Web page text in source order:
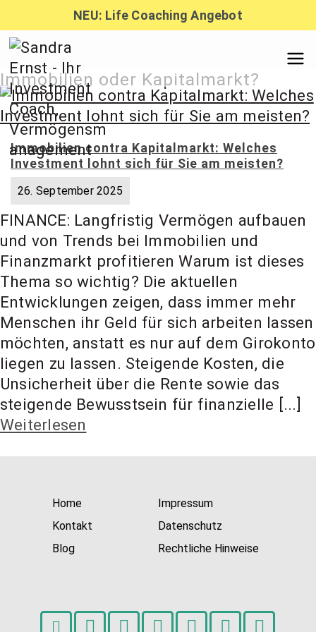
Inhalt
springen
NEU: Life Coaching Angebot
Sandra
Ernst –
Finanzber
atung,
Investmen
t Coach,
Anlageber
Immobilien oder Kapitalmarkt?
Immobilien contra Kapitalmarkt: Welches
Investment lohnt sich für Sie am meisten?
26. September 2025
FINANCE: Langfristig Vermögen aufbauen
und von Trends bei Immobilien und
Finanzmarkt profitieren Warum ist dieses
Thema so wichtig? Die aktuellen
Entwicklungen zeigen, dass immer mehr
Menschen ihr Geld für sich arbeiten lassen
möchten, anstatt es nur auf dem Girokonto
liegen zu lassen. Steigende Kosten, die
Unsicherheit über die Rente sowie das
steigende Bewusstsein für finanzielle [...]
Weiterlesen
Home
Kontakt
Blog
Impressum
Datenschutz
Rechtliche Hinweise